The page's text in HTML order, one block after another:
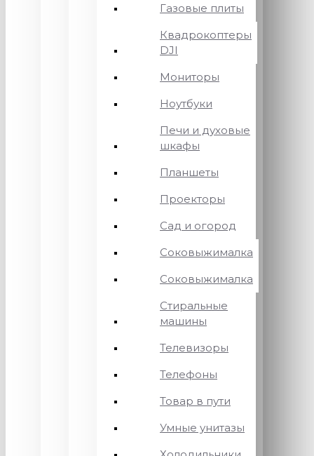
Газовые плиты
Квадрокоптеры
DJI
Мониторы
Ноутбуки
Печи и духовые
шкафы
Планшеты
Проекторы
Сад и огород
Соковыжималка
Соковыжималка
Стиральные
машины
Телевизоры
Телефоны
Товар в пути
Умные унитазы